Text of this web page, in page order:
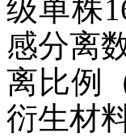
级单株
感分离
离比例
衍生材